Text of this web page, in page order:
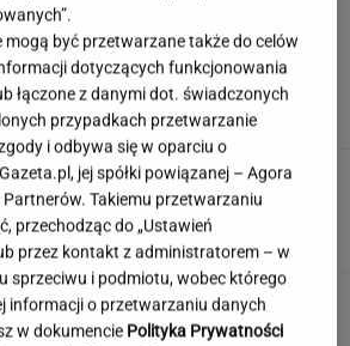
Tak Lang komentuje głośny
z Niewiadomą. "Zadzwoniłem do niej"
czytelniczy. Te tytuły powinien znać
wykształcony człowiek!
przekonanie może utrudniać życie
z astygmatyzmem. Zwłaszcza latem
mogą być przetwarzane także do celów
dotyczących funkcjonowania
łączone z danymi dot. świadczonych
przypadkach przetwarzanie
i odbywa się w oparciu o
jej spółki powiązanej – Agora
Takiemu przetwarzaniu
przechodząc do „Ustawień
przez kontakt z administratorem – w
sprzeciwu i podmiotu, wobec którego
informacji o przetwarzaniu danych
w dokumencie Polityka Prywatności